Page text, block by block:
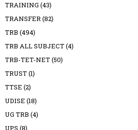
TRAINING (43)
TRANSFER(82)
TRB (494)
TRB ALL SUBJECT(4)
TRB-TET-NET(50)
TRUST(1)
TTSE (2)
UDISE (18)
UG TRB (4)
UPS (8)